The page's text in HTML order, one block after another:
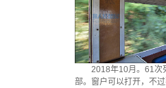
2018年10月。61次
部。窗户可以打开，不